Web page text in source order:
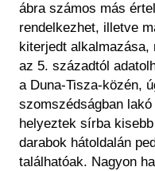
ábra számos más
rendelkezhet, illetve
kiterjedt
az 5. századtól
a Duna-Tisza-közén,
szomszédságban
helyeztek sírba
darabok hátoldalán
találhatóak. Nagyon